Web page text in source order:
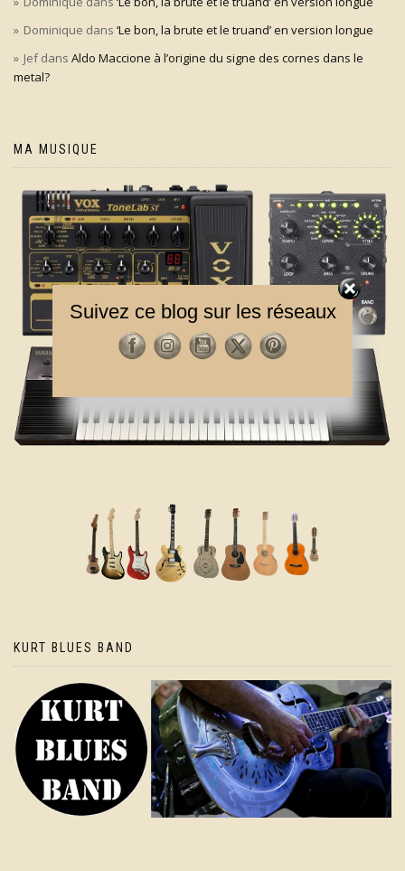
Dominique dans ‘Le bon, la brute et le truand’ en version longue
Jefdans Aldo Maccione à l’origine du signe des cornes dans le
metal?
MA MUSIQUE
KURT BLUES BAND
Suivez ce blog sur les réseaux